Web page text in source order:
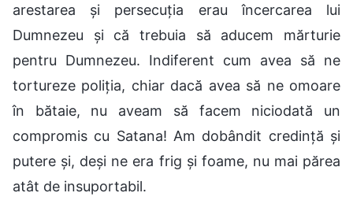
arestarea și persecuția erau încercarea lui
Dumnezeu și că trebuia să aducem mărturie
pentru Dumnezeu. Indiferent cum avea să ne
tortureze poliția, chiar dacă avea să ne omoare
în bătaie, nu aveam să facem niciodată un
compromis cu Satana! Am dobândit credință și
putere și, deși ne era frig și foame, nu mai părea
atât de insuportabil.